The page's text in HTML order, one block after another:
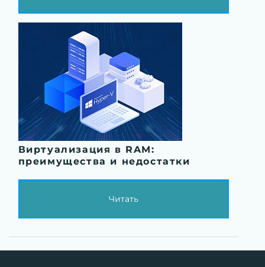
Виртуализация в RAM:
преимущества и недостатки
Читать